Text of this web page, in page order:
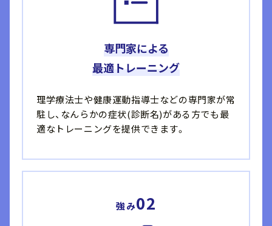
専門家による
最適トレーニング
理学療法士や健康運動指導士などの専門家が常
駐し、なんらかの症状(診断名)がある方でも最
適なトレーニングを提供できます。
強み02